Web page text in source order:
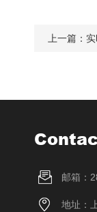
上一篇：
邮箱：
地址：